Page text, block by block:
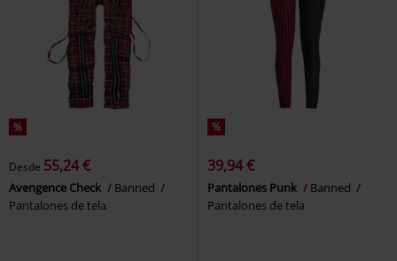
%
Desde 55,24 €
Avengence Check
Banned
Pantalones de tela
%
39,94 €
Pantalones Punk
Banned
Pantalones de tela